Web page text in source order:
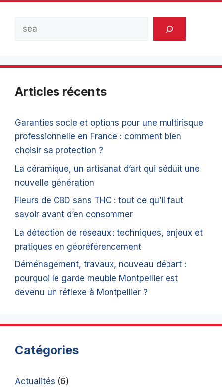
Articles récents
Garanties socle et options pour une multirisque
professionnelle en France : comment bien
choisir sa protection ?
La céramique, un artisanat d’art qui séduit une
nouvelle génération
Fleurs de CBD sans THC : tout ce qu’il faut
savoir avant d’en consommer
La détection de réseaux : techniques, enjeux et
pratiques en géoréférencement
Déménagement, travaux, nouveau départ :
pourquoi le garde meuble Montpellier est
devenu un réflexe à Montpellier ?
Catégories
Actualités (6)